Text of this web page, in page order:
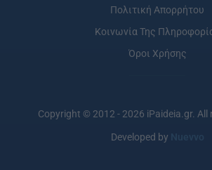
Πολιτική Απορρήτου
Κοινωνία Της
Όροι Χρήσης
Copyright © 2012 - 2026 iPaideia.gr. All
Developed by